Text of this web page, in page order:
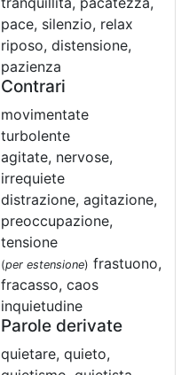
pace, silenzio, relax
riposo, distensione,
pazienza
Contrari
movimentate
turbolente
agitate, nervose,
irrequiete
distrazione, agitazione,
preoccupazione,
tensione
(per estensione) frastuono,
fracasso, caos
inquietudine
Parole derivate
quietare, quieto,